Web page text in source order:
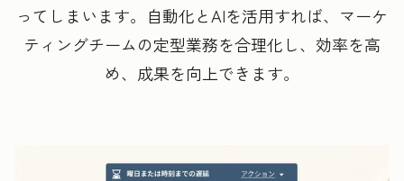
ってしまいます。自動化とAIを活用すれば、マーケ
ティングチームの定型業務を合理化し、効率を高
め、成果を向上できます。